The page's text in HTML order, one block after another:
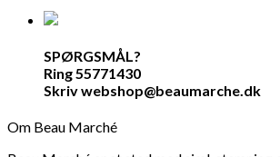
SPØRGSMÅL?
Ring 55771430
Skriv webshop@beaumarche.dk
Om Beau Marché